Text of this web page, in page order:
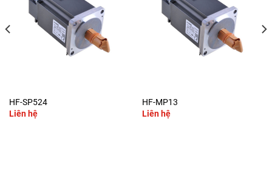
HF-SP524
Liên hệ
HF-MP13
Liên hệ